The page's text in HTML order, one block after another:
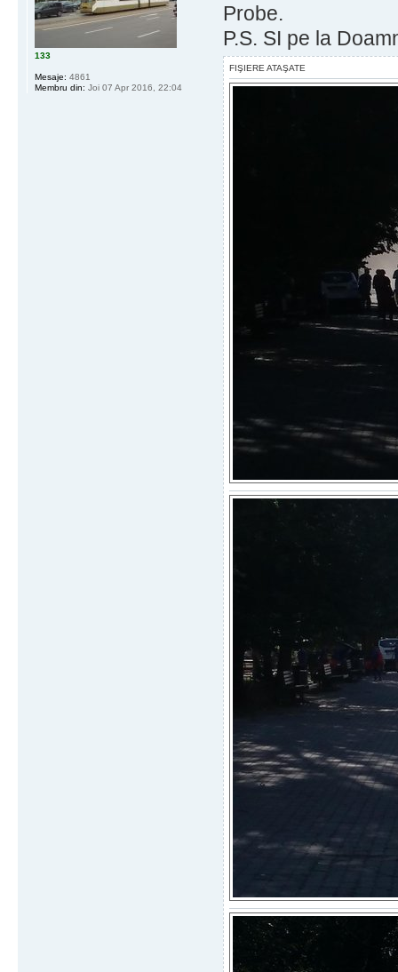
Probe.
P.S. SI pe la
FIŞIERE ATAŞATE
133
Mesaje: 4861
Membru din: Joi 07 Apr 2016, 22:04